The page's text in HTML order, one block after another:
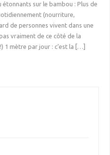
sur le bambou : Plus de
(nourriture,
de personnes vivent dans une
vraiment de ce côté de la
1 mètre par jour : c’est la […]